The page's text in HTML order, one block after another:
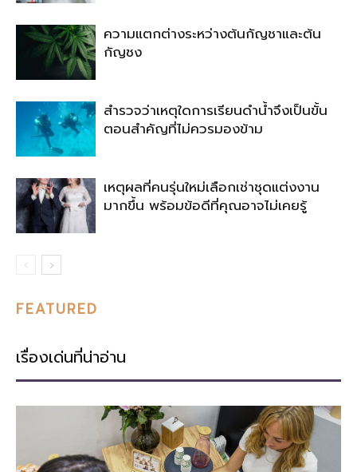
ความแตกต่างระหว่างต้นกัญชาและต้น
กัญชง
สำรวจว่าเหตุใดการเรียนดำน้ำจึงเป็นขั้น
ตอนสำคัญที่ไม่ควรมองข้าม
เหตุผลที่คนรุ่นใหม่เลือกเช่าชุดแต่งงาน
มากขึ้น พร้อมข้อดีที่คุณอาจไม่เคยรู้
FEATURED
เรื่องเด่นที่น่าอ่าน